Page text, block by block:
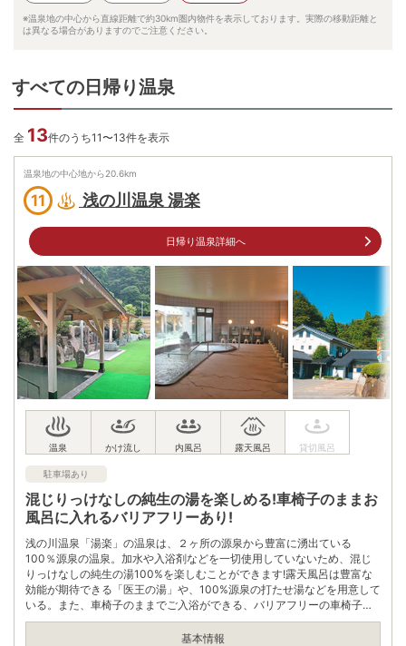
※温泉地の中心から直線距離で約30km圏内物件を表示しております。実際の移動距離と
は異なる場合がありますのでご注意ください。
すべての日帰り温泉
全 13件のうち11〜13件を表示
温泉地の中心地から20.6km
11 浅の川温泉 湯楽
日帰り温泉詳細へ
駐車場あり
混じりっけなしの純生の湯を楽しめる!車椅子のままお
風呂に入れるバリアフリーあり!
浅の川温泉「湯楽」の温泉は、２ヶ所の源泉から豊富に湧出ている
100％源泉の温泉。加水や入浴剤などを一切使用していないため、混じ
りっけなしの純生の湯100%を楽しむことができます!露天風呂は豊富な
効能が期待できる「医王の湯」や、100%源泉の打たせ湯などを用意して
いる。また、車椅子のままでご入浴ができる、バリアフリーの車椅子専
用露天風呂も完備しており、様々な方がお風呂を楽しめるように工夫が
されている。かけ湯は最新の軟水システムを採用しており、体に大切な
基本情報